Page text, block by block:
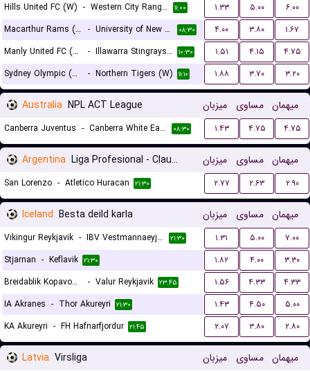
Hills United FC (W) - Western City Rangers (W) ۱۱:۰۰ ۱.۳۳ ۵.۰۰
۶.۰۰
Macarthur Rams (W) - University of New South Wales (W) ۰۸:۳۰ ۴.۰۰ ۳.۸۰
۱.۶۷
Manly United FC (W)
- Illawarra Stingrays (W) ۱۰:۳۰ ۱.۵۱ ۴.۱۵
۴.۷۵
Sydney Olympic (W)
- Northern Tigers (W) ۱۱:۱۰ ۱.۸۸ ۳.۷۰ ۳.۲۰
Australia NPL ACT League میزبان مساوی میهمان
Canberra Juventus - Canberra White Eagles FC ۰۸:۳۰ ۱.۴۳ ۴.۷۵ ۴.۷۵
Argentina Liga Profesional - Clausura میزبان مساوی میهمان
San Lorenzo - Atletico Huracan ۲۱:۳۰ ۲.۷۷ ۲.۶۳ ۲.۹۰
Iceland Besta deild karla میزبان مساوی میهمان
Vikingur Reykjavik - IBV Vestmannaeyjar ۲۱:۳۰ ۱.۳۱ ۵.۰۰
۷.۰۰
Stjarnan - Keflavik ۲۱:۳۰ ۱.۸۲ ۴.۰۰
۳.۳۰
Breidablik Kopavogur
- Valur Reykjavik ۲۳:۴۵ ۱.۵۶ ۴.۳۳
۴.۳۳
IA Akranes - Thor Akureyri ۲۱:۳۰ ۱.۴۳ ۴.۵۰
۵.۰۰
KA Akureyri - FH Hafnarfjordur ۲۱:۴۵ ۲.۰۷ ۳.۸۰ ۲.۸۰
Latvia Virsliga میزبان مساوی میهمان